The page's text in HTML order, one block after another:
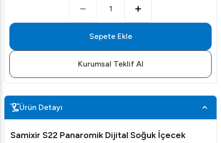
1
Sepete Ekle
Kurumsal Teklif Al
Ürün Detayı
Samixir S22 Panaromik Dijital Soğuk İçecek